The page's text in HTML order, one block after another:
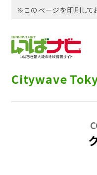
※このページを印刷して
Citywave